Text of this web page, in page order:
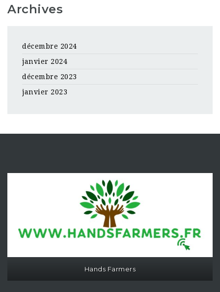
Archives
décembre 2024
janvier 2024
décembre 2023
janvier 2023
Hands Farmers